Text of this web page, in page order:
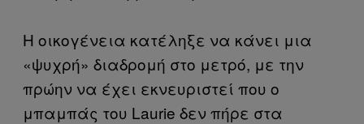
Η οικογένεια κατέληξε να κάνει μια
«ψυχρή» διαδρομή στο μετρό, με την
πρώην να έχει εκνευριστεί που ο
μπαμπάς του Laurie δεν πήρε στα